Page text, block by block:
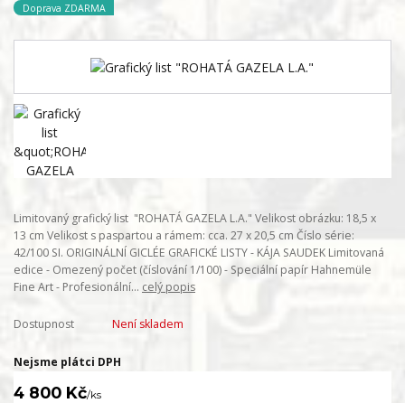
Doprava ZDARMA
Limitovaný grafický list "ROHATÁ GAZELA L.A." Velikost obrázku: 18,5 x
13 cm Velikost s paspartou a rámem: cca. 27 x 20,5 cm Číslo série:
42/100 SI. ORIGINÁLNÍ GICLÉE GRAFICKÉ LISTY - KÁJA SAUDEK Limitovaná
edice - Omezený počet (číslování 1/100) - Speciální papír Hahnemüle
Fine Art - Profesionální... celý popis
Dostupnost Není skladem
Nejsme plátci DPH
4 800 Kč/ks